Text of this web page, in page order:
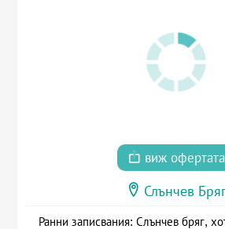
виж офертата
Слънчев
Ранни записвания: Слънчев бряг,